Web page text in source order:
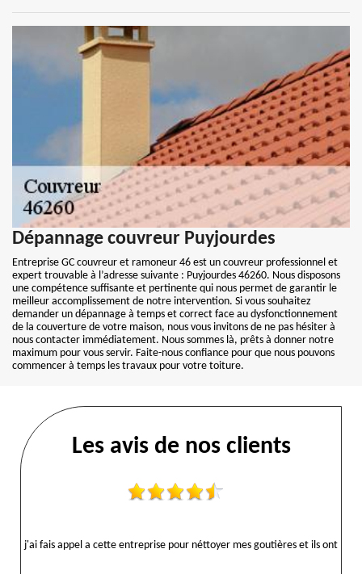
Dépannage couvreur Puyjourdes
Entreprise GC couvreur et ramoneur 46 est un couvreur professionnel et
expert trouvable à l’adresse suivante : Puyjourdes 46260. Nous disposons
une compétence suffisante et pertinente qui nous permet de garantir le
meilleur accomplissement de notre intervention. Si vous souhaitez
demander un dépannage à temps et correct face au dysfonctionnement
de la couverture de votre maison, nous vous invitons de ne pas hésiter à
nous contacter immédiatement. Nous sommes là, prêts à donner notre
maximum pour vous servir. Faite-nous confiance pour que nous pouvons
commencer à temps les travaux pour votre toiture.
Les avis de nos clients
j'ai fais appel a cette entreprise pour néttoyer mes goutières et ils ont